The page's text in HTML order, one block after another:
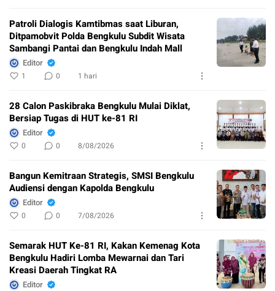
Patroli Dialogis Kamtibmas saat Liburan,
Ditpamobvit Polda Bengkulu Subdit Wisata
Sambangi Pantai dan Bengkulu Indah Mall
Editor
1 0 1 hari
28 Calon Paskibraka Bengkulu Mulai Diklat,
Bersiap Tugas di HUT ke-81 RI
Editor
0 0 8/08/2026
Bangun Kemitraan Strategis, SMSI Bengkulu
Audiensi dengan Kapolda Bengkulu
Editor
0 0 7/08/2026
Semarak HUT Ke-81 RI, Kakan Kemenag Kota
Bengkulu Hadiri Lomba Mewarnai dan Tari
Kreasi Daerah Tingkat RA
Editor